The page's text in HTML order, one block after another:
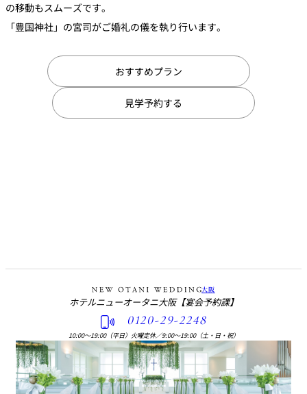
の移動もスムーズです。
「豊国神社」の宮司がご婚礼の儀を執り行います。
おすすめプラン
見学予約する
大阪
ホテルニューオータニ大阪【宴会予約課】
0120-29-2248
10:00〜19:00（平日）火曜定休／9:00〜19:00（土・日・祝）